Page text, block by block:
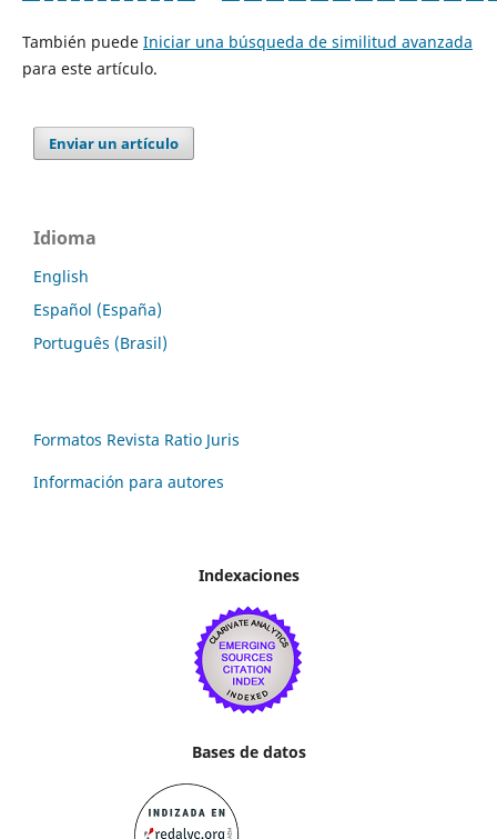
También puede Iniciar una búsqueda de similitud avanzada
para este artículo.
Enviar un artículo
Idioma
English
Español (España)
Português (Brasil)
Formatos Revista Ratio Juris
Información para autores
Indexaciones
Bases de datos